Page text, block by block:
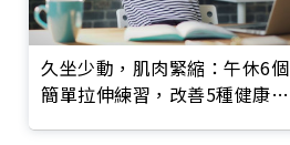
久坐少動，肌肉緊縮：午休6個
簡單拉伸練習，改善5種健康狀